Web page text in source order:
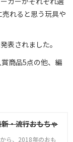
れると思う玩具や
表されました。
商品5点の他、編
・流行おもちゃ
ら、2018年のおも